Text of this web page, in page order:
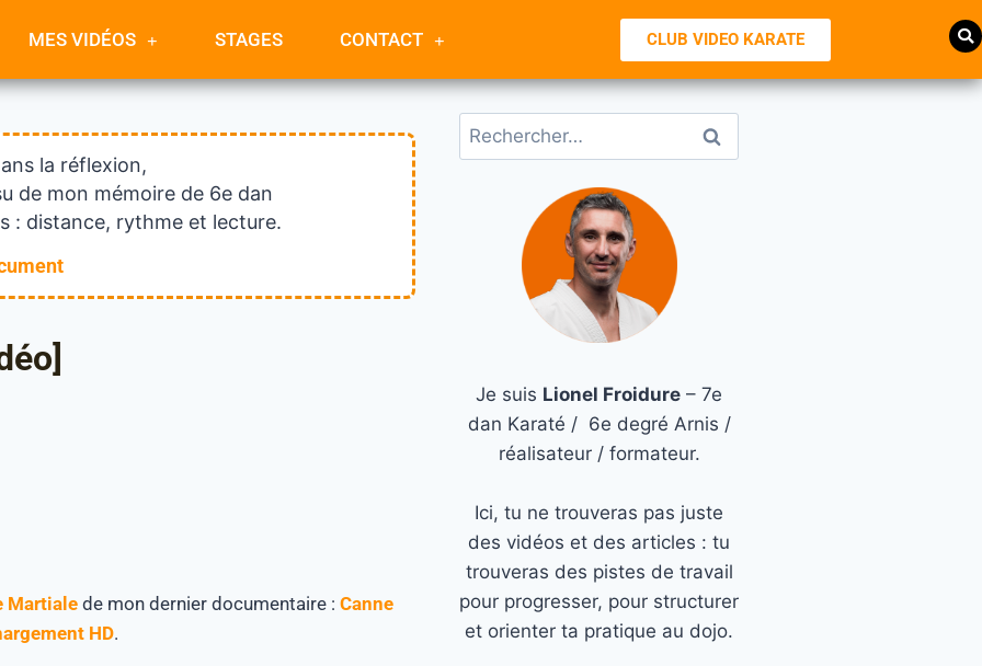
MES VIDÉOS STAGES CONTACT CLUB VIDEO KARATE
la réflexion,
de mon mémoire de 6e dan
: distance, rythme et lecture.
Martiale de mon dernier documentaire : Canne
HD.
Je suis Lionel Froidure – 7e
dan Karaté / 6e degré Arnis /
réalisateur / formateur.
Ici, tu ne trouveras pas juste
des vidéos et des articles : tu
trouveras des pistes de travail
pour progresser, pour structurer
et orienter ta pratique au dojo.